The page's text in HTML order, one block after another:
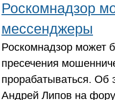
Роскомнадзор
мессенджеры
Роскомнадзор может
пресечения
прорабатываться. Об
Андрей Липов на